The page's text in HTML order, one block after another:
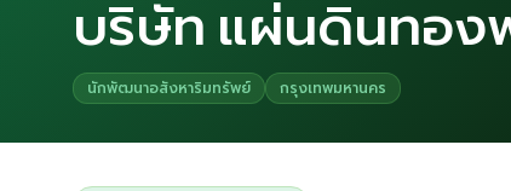
บริษัท แผ่นดินทอง
นักพัฒนาอสังหาริมทรัพย์ กรุงเทพมหานคร